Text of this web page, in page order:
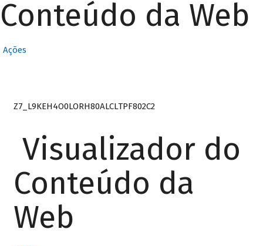
Conteúdo da Web
Ações
Z7_L9KEH4O0LORH80ALCLTPF802C2
Visualizador do
Conteúdo da
Web